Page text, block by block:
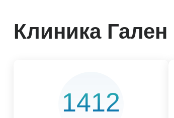
Клиника
1412